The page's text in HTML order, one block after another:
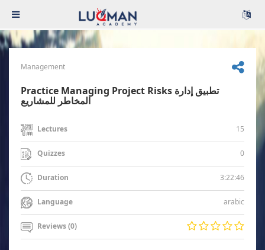
Management
Practice Managing Project Risks تطبيق إدارة
المخاطر للمشاريع
Lectures 15
Quizzes 0
Duration 3:22:46
Language arabic
Reviews (0)